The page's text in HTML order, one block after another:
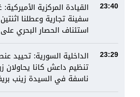
23:40
سفينة تجارية وعطلنا
استئناف الحصار البحري على
23:29
الداخلية السورية: تحييد
تنظيم داعش كانا يحاولان
ناسفة في السيدة زينب